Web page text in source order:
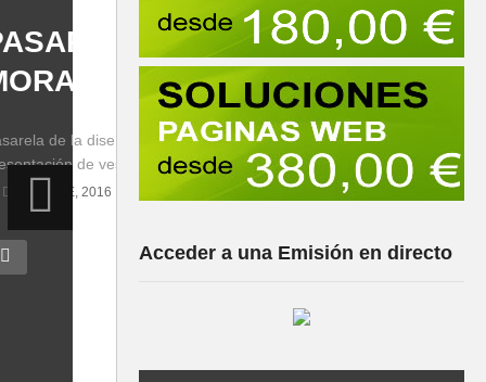
JULIA BROX EN LA
de la diseñadora Julia Brox celebrada en La Moraleja
de vestidos de madrinas y de novias.
DICIEMBRE, 2016
Acceder a una Emisión en directo